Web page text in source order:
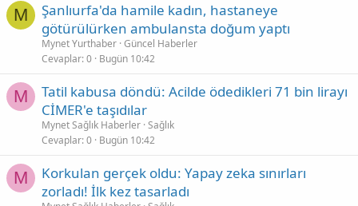
M
Şanlıurfa'da hamile kadın, hastaneye
götürülürken ambulansta doğum yaptı
Mynet Yurthaber Güncel Haberler
Cevaplar 0 Bugün 10:42
M
Tatil kabusa döndü: Acilde ödedikleri 71 bin lirayı
CİMER'e taşıdılar
Mynet Sağlık Haberler Sağlık
Cevaplar 0 Bugün 10:42
M
Korkulan gerçek oldu: Yapay zeka sınırları
zorladı! İlk kez tasarladı